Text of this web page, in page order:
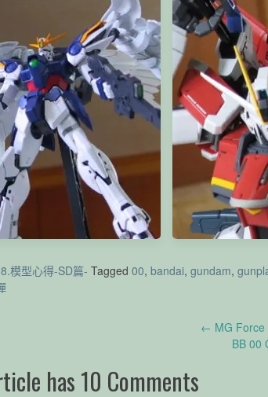
RX-零丸(神氣結晶)
Review of my
MG
模型心得-SD篇- Tagged 00, bandai, gundam,
← MG
BB 00
has 10 Comments